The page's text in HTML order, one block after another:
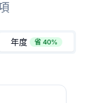
年度 省 40%